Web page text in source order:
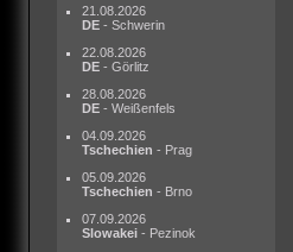
21.08.2026
DE - Schwerin
22.08.2026
DE - Görlitz
28.08.2026
DE - Weißenfels
04.09.2026
Tschechien - Prag
05.09.2026
Tschechien - Brno
07.09.2026
Slowakei - Pezinok